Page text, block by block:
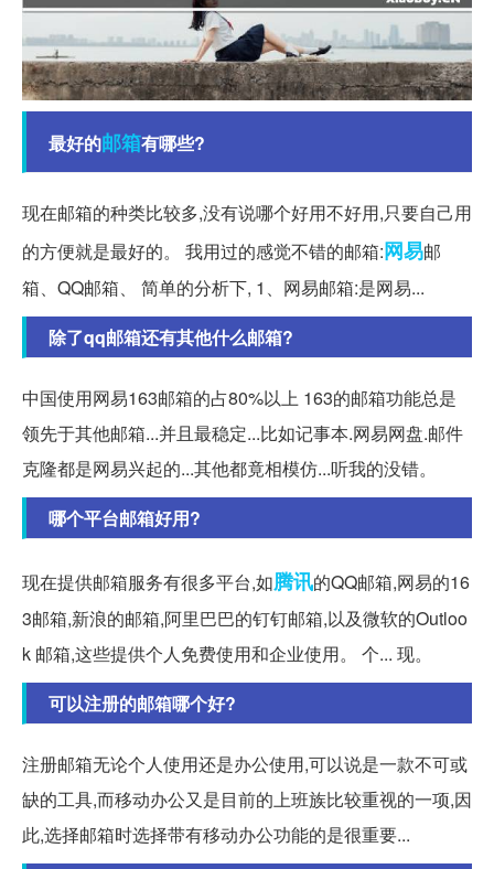
最好的邮箱有哪些?
现在邮箱的种类比较多,没有说哪个好用不好用,只要自己用
的方便就是最好的。 我用过的感觉不错的邮箱:网易邮
箱、QQ邮箱、 简单的分析下, 1、网易邮箱:是网易...
除了qq邮箱还有其他什么邮箱?
中国使用网易163邮箱的占80%以上 163的邮箱功能总是
领先于其他邮箱...并且最稳定...比如记事本.网易网盘.邮件
克隆都是网易兴起的...其他都竟相模仿...听我的没错。
哪个平台邮箱好用?
现在提供邮箱服务有很多平台,如腾讯的QQ邮箱,网易的16
3邮箱,新浪的邮箱,阿里巴巴的钉钉邮箱,以及微软的Outloo
k 邮箱,这些提供个人免费使用和企业使用。 个... 现。
可以注册的邮箱哪个好?
注册邮箱无论个人使用还是办公使用,可以说是一款不可或
缺的工具,而移动办公又是目前的上班族比较重视的一项,因
此,选择邮箱时选择带有移动办公功能的是很重要...